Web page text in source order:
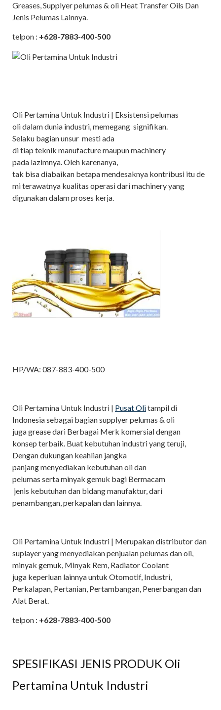
Greases, Supplyer pelumas & oli Heat Transfer Oils Dan
Jenis Pelumas Lainnya.
telpon : +628-7883-400-500
Oli Pertamina Untuk Industri | Eksistensi pelumas
oli dalam dunia industri, memegang signifikan.
Selaku bagian unsur mesti ada
di tiap teknik manufacture maupun machinery
pada lazimnya. Oleh karenanya,
tak bisa diabaikan betapa mendesaknya kontribusi itu de
mi terawatnya kualitas operasi dari machinery yang
digunakan dalam proses kerja.
HP/WA: 087-883-400-500
Oli Pertamina Untuk Industri | Pusat Olitampil di
Indonesia sebagai bagian supplyer pelumas & oli
juga grease dari Berbagai Merk komersial dengan
konsep terbaik. Buat kebutuhan industri yang teruji,
Dengan dukungan keahlian jangka
panjang menyediakan kebutuhan oli dan
pelumas serta minyak gemuk bagi Bermacam
jenis kebutuhan dan bidang manufaktur, dari
penambangan, perkapalan dan lainnya.
Oli Pertamina Untuk Industri | Merupakan distributor dan
suplayer yang menyediakan penjualan pelumas dan oli,
minyak gemuk, Minyak Rem, Radiator Coolant
juga keperluan lainnya untuk Otomotif, Industri,
Perkalapan, Pertanian, Pertambangan, Penerbangan dan
Alat Berat.
telpon : +628-7883-400-500
SPESIFIKASI JENIS PRODUK Oli
Pertamina Untuk Industri